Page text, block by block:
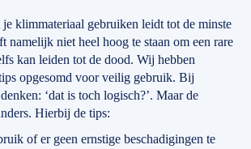
klimmateriaal gebruiken leidt tot de minste
namelijk niet heel hoog te staan om een rare
kan leiden tot de dood. Wij hebben
opgesomd voor veilig gebruik. Bij
‘dat is toch logisch?’. Maar de
Hierbij de tips:
of er geen ernstige beschadigingen te